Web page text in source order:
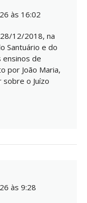
às 16:02
12/2018, na
Santuário e do
ensinos de
por João Maria,
o Juízo
às 9:28